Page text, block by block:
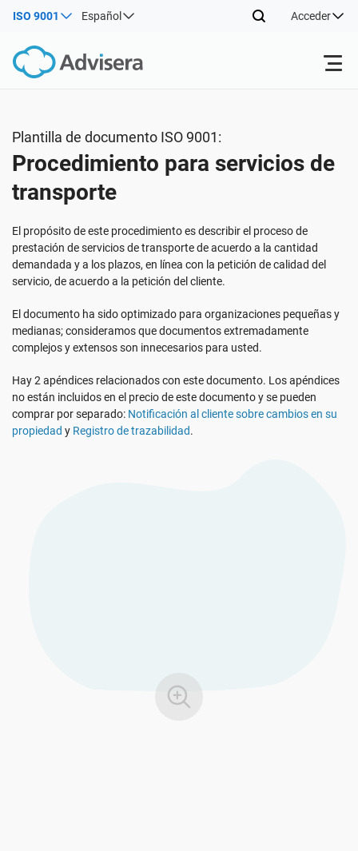
ISO 9001 Español Acceder
ISO 27001
DORA
ISO 42001
RGPD UE
ISO 9001
Recursos gratuitos
Por dónde empezar
Otros
Consultores
Empresas de TI y SaaS
Infraestructura crítica
Fabricación
Acerca de nosotros
Contáctenos
Ver Demo
Plantilla de documento ISO 9001:
Procedimiento para servicios de
transporte
El propósito de este procedimiento es describir el proceso de
prestación de servicios de transporte de acuerdo a la cantidad
demandada y a los plazos, en línea con la petición de calidad del
servicio, de acuerdo a la petición del cliente.
El documento ha sido optimizado para organizaciones pequeñas y
medianas; consideramos que documentos extremadamente
complejos y extensos son innecesarios para usted.
Hay 2 apéndices relacionados con este documento. Los apéndices
no están incluidos en el precio de este documento y se pueden
comprar por separado: Notificación al cliente sobre cambios en su
propiedad y Registro de trazabilidad.